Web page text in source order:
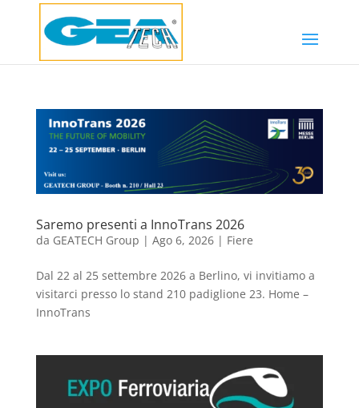
Saremo presenti a InnoTrans 2026
da GEATECH Group | Ago 6, 2026| Fiere
Dal 22 al 25 settembre 2026 a Berlino, vi invitiamo a
visitarci presso lo stand 210 padiglione 23. Home –
InnoTrans